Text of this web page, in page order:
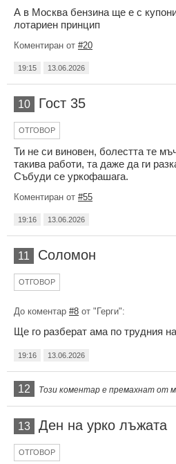
А в Москва бензина ще е с
лотариен принцип
Коментиран от #20
19:15 13.06.2026
10 Гост 35
ОТГОВОР
Ти не си виновен, болестта те
такива работи, та даже да ги
Събуди се уркофашага.
Коментиран от #55
19:16 13.06.2026
11 Соломон
ОТГОВОР
До коментар #8 от "Герги":
Ще го разберат ама по трудния
19:16 13.06.2026
12 Този коментар е премахнат от
13 Ден на урко лъжата
ОТГОВОР